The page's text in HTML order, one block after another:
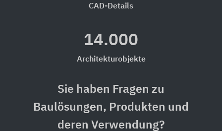
CAD-Details
14.000
Architekturobjekte
Sie haben Fragen zu
Baulösungen, Produkten und
deren Verwendung?